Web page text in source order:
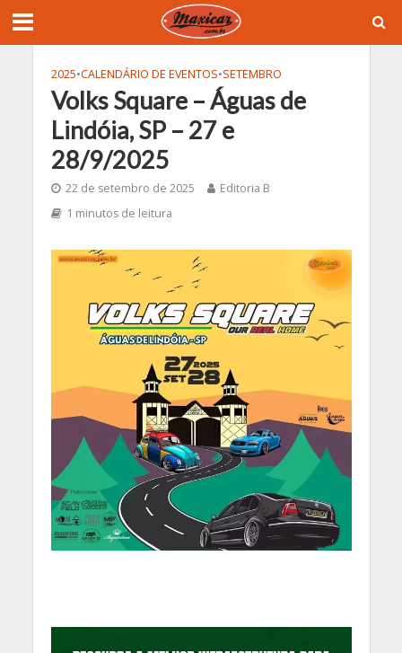
2025•CALENDÁRIO DE EVENTOS•SETEMBRO
Volks Square – Águas de
Lindóia, SP – 27 e
28/9/2025
22 de setembro de 2025
Editoria B
1 minutos de leitura